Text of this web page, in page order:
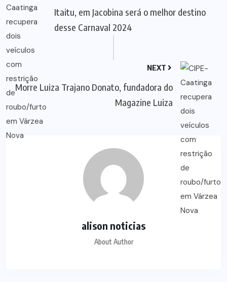
Itaitu, em Jacobina será o melhor destino
desse Carnaval 2024
NEXT
Morre Luiza Trajano Donato, fundadora do
Magazine Luiza
alison noticias
About Author